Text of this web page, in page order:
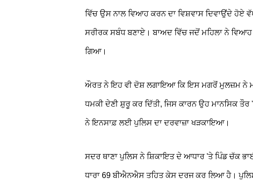
ਵਿੱਚ ਉਸ ਨਾਲ ਵਿਆਹ ਕਰਨ ਦਾ ਵਿਸ਼ਵਾਸ ਦਿਵਾਉਂਦੇ ਹੋਏ
ਸਰੀਰਕ ਸਬੰਧ ਬਣਾਏ। ਬਾਅਦ ਵਿੱਚ ਜਦੋਂ ਮਹਿਲਾ ਨੇ
ਗਿਆ।
ਔਰਤ ਨੇ ਇਹ ਵੀ ਦੋਸ਼ ਲਗਾਇਆ ਕਿ ਇਸ ਮਗਰੋਂ ਮੁਲਜ਼ਮ ਨੇ
ਧਮਕੀ ਦੇਣੀ ਸ਼ੁਰੂ ਕਰ ਦਿੱਤੀ, ਜਿਸ ਕਾਰਨ ਉਹ ਮਾਨਸਿਕ
ਨੇ ਇਨਸਾਫ਼ ਲਈ ਪੁਲਿਸ ਦਾ ਦਰਵਾਜ਼ਾ ਖੜਕਾਇਆ।
ਸਦਰ ਥਾਣਾ ਪੁਲਿਸ ਨੇ ਸ਼ਿਕਾਇਤ ਦੇ ਆਧਾਰ 'ਤੇ ਪਿੰਡ ਚੱਕ
ਧਾਰਾ 69 ਬੀਐਨਐਸ ਤਹਿਤ ਕੇਸ ਦਰਜ ਕਰ ਲਿਆ ਹੈ।